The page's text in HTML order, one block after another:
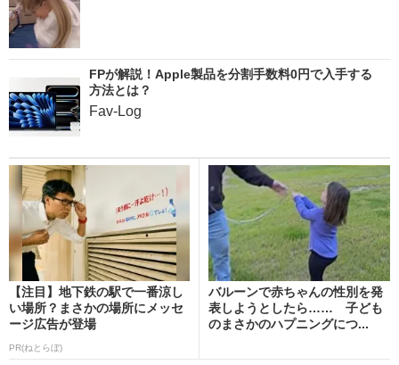
FPが解説！Apple製品を分割手数料0円で入手する
方法とは？
Fav-Log
【注目】地下鉄の駅で一番涼し
い場所？まさかの場所にメッセ
ージ広告が登場
PR(ねとらぼ)
バルーンで赤ちゃんの性別を発
表しようとしたら…… 子ども
のまさかのハプニングにつ...